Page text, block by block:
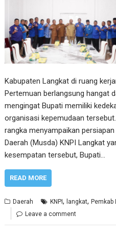
Kabupaten Langkat di ruang
Pertemuan berlangsung hangat
mengingat Bupati memiliki
organisasi kepemudaan
rangka menyampaikan
Daerah (Musda) KNPI Langkat
kesempatan tersebut, Bupati…
READ MORE
Daerah KNPI, langkat,Pemkab
Leave a comment